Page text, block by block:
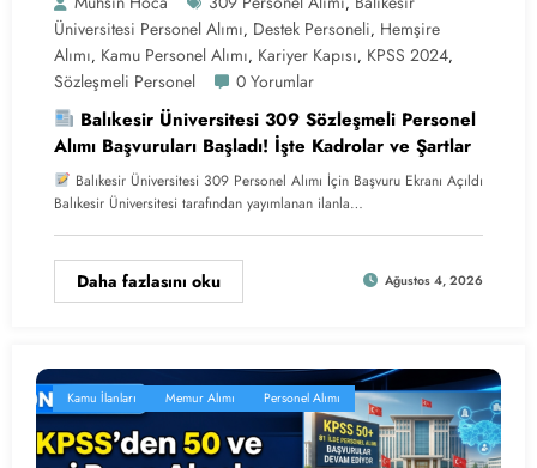
Üniversitesi Personel Alımı, Destek Personeli, Hemşire
Alımı, Kamu Personel Alımı, Kariyer Kapısı, KPSS 2024,
Sözleşmeli Personel 0 Yorumlar
Balıkesir Üniversitesi 309 Sözleşmeli Personel
Alımı Başvuruları Başladı! İşte Kadrolar ve Şartlar
Balıkesir Üniversitesi 309 Personel Alımı İçin Başvuru Ekranı Açıldı
Balıkesir Üniversitesi tarafından yayımlanan ilanla…
Daha fazlasını oku Ağustos 4, 2026
Kamu İlanları Memur Alımı Personel Alımı